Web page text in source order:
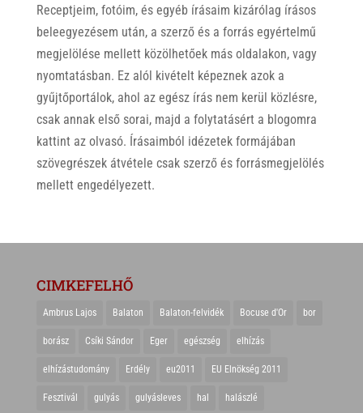
Receptjeim, fotóim, és egyéb írásaim kizárólag írásos
beleegyezésem után, a szerző és a forrás egyértelmű
megjelölése mellett közölhetőek más oldalakon, vagy
nyomtatásban. Ez alól kivételt képeznek azok a
gyűjtőportálok, ahol az egész írás nem kerül közlésre,
csak annak első sorai, majd a folytatásért a blogomra
kattint az olvasó. Írásaimból idézetek formájában
szövegrészek átvétele csak szerző és forrásmegjelölés
mellett engedélyezett.
CIMKEFELHŐ
Ambrus Lajos Balaton Balaton-felvidék Bocuse d'Or bor
borász Csíki Sándor Eger egészség elhízás
elhízástudomány Erdély eu2011 EU Elnökség 2011
Fesztivál gulyás gulyásleves hal halászlé